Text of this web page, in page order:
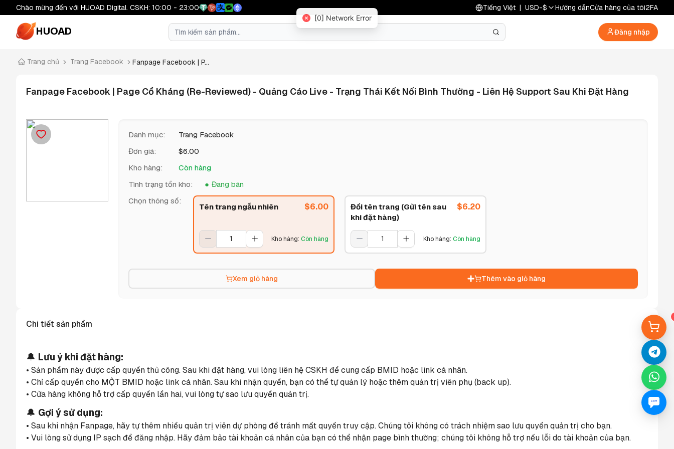
Chào mừng đến với HUOAD Digital. CSKH: 10:00 - 23:00 Tiếng Việt | USD-$ Hướng dẫnCửa hàng của tôi2FA
HUOAD Đăng nhập
Trang chủ Trang Facebook Fanpage Facebook | P...
Fanpage Facebook | Page Cổ Kháng (Re-Reviewed) - Quảng Cáo Live - Trạng Thái Kết Nối Bình Thường - Liên Hệ Support Sau Khi Đặt Hàng
Danh mục:
Trang Facebook
Đơn giá: $6.00
Kho hàng:
Còn hàng
Tình trạng tồn kho:
Đang bán
Chọn thông số:
Tên trang ngẫu nhiên $6.00
Kho hàng: Còn hàng
Đổi tên trang (Gửi tên sau
khi đặt hàng)
$6.20
Kho hàng: Còn hàng
Xem giỏ hàng Thêm vào giỏ hàng
Chi tiết sản phẩm
🔔 Lưu ý khi đặt hàng:
• Sản phẩm này được cấp quyền thủ công. Sau khi đặt hàng, vui lòng liên hệ CSKH để cung cấp BMID hoặc link cá nhân.
• Chỉ cấp quyền cho MỘT BMID hoặc link cá nhân. Sau khi nhận quyền, bạn có thể tự quản lý hoặc thêm quản trị viên phụ (back up).
• Cửa hàng không hỗ trợ cấp quyền lần hai, vui lòng tự sao lưu quyền quản trị.
🔔 Gợi ý sử dụng:
• Sau khi nhận Fanpage, hãy tự thêm nhiều quản trị viên dự phòng để tránh mất quyền truy cập. Chúng tôi không có trách nhiệm sao lưu quyền quản trị cho bạn.
• Vui lòng sử dụng IP sạch để đăng nhập. Hãy đảm bảo tài khoản cá nhân của bạn có thể nhận page bình thường; chúng tôi không hỗ trợ nếu lỗi do tài khoản của bạn.
[0] Network Error